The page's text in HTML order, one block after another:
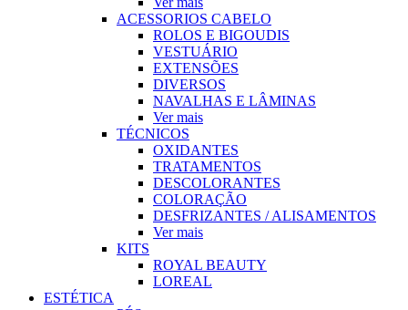
ACESSORIOS CABELO
ROLOS E BIGOUDIS
VESTUÁRIO
EXTENSÕES
DIVERSOS
NAVALHAS E LÂMINAS
Ver mais
TÉCNICOS
OXIDANTES
TRATAMENTOS
DESCOLORANTES
COLORAÇÃO
DESFRIZANTES / ALISAMENTOS
Ver mais
KITS
ROYAL BEAUTY
LOREAL
ESTÉTICA